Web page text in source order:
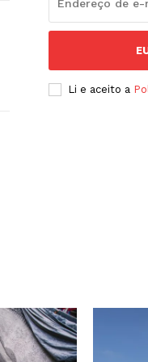
Li e aceito a